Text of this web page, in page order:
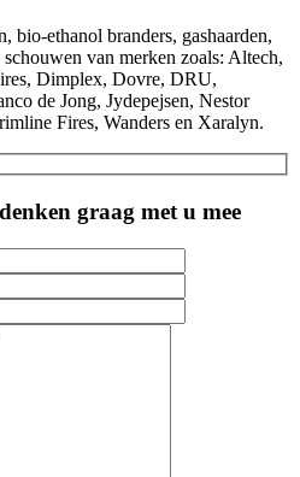
bio-ethanol branders, gashaarden,
van merken zoals: Altech,
Dimplex, Dovre, DRU,
de Jong, Jydepejsen, Nestor
Fires, Wanders en Xaralyn.
graag met u mee